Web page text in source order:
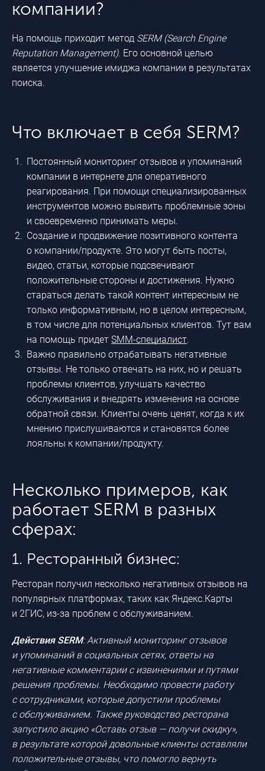
компании?
На помощь приходит метод SERM (Search Engine
Reputation Management). Его основной целью
является улучшение имиджа компании в результатах
поиска.
Что включает в себя SERM?
Постоянный мониторинг отзывов и упоминаний
компании в интернете для оперативного
реагирования. При помощи специализированных
инструментов можно выявить проблемные зоны
и своевременно принимать меры.
Создание и продвижение позитивного контента
о компании/продукте. Это могут быть посты,
видео, статьи, которые подсвечивают
положительные стороны и достижения. Нужно
стараться делать такой контент интересным не
только информативным, но в целом интересным,
в том числе для потенциальных клиентов. Тут вам
на помощь придет SMM-специалист.
Важно правильно отрабатывать негативные
отзывы. Не только отвечать на них, но и решать
проблемы клиентов, улучшать качество
обслуживания и внедрять изменения на основе
обратной связи. Клиенты очень ценят, когда к их
мнению прислушиваются и становятся более
лояльны к компании/продукту.
Несколько примеров, как
работает SERM в разных
сферах:
1. Ресторанный бизнес:
Ресторан получил несколько негативных отзывов на
популярных платформах, таких как Яндекс.Карты
и 2ГИС, из-за проблем с обслуживанием.
Действия SERM: Активный мониторинг отзывов
и упоминаний в социальных сетях, ответы на
негативные комментарии с извинениями и путями
решения проблемы. Необходимо провести работу
с сотрудниками, которые допустили проблемы
с обслуживанием. Также руководство ресторана
запустило акцию «Оставь отзыв — получи скидку»,
в результате которой довольные клиенты оставляли
положительные отзывы, что помогло вернуть